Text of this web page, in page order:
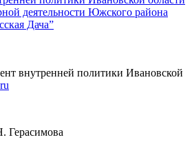
деятельности Южского района
Дача”
внутренней политики Ивановской
Герасимова